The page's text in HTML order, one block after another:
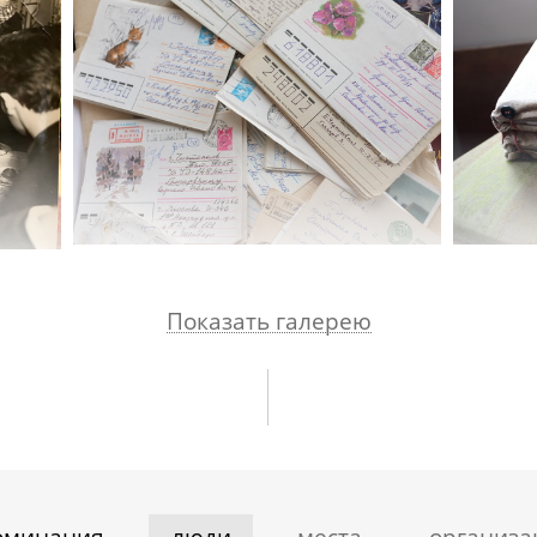
Показать галерею